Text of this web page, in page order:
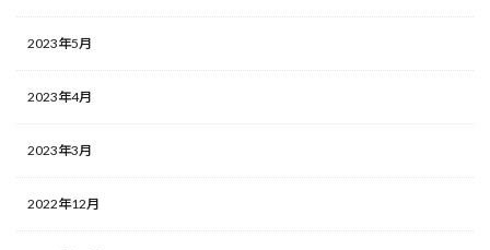
2023年5月
2023年4月
2023年3月
2022年12月